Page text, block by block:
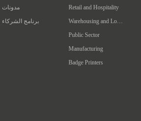
مدونات
برنامج الشركاء
Retail and Hospitality
Warehousing and Logistics
Public Sector
Manufacturing
Badge Printers